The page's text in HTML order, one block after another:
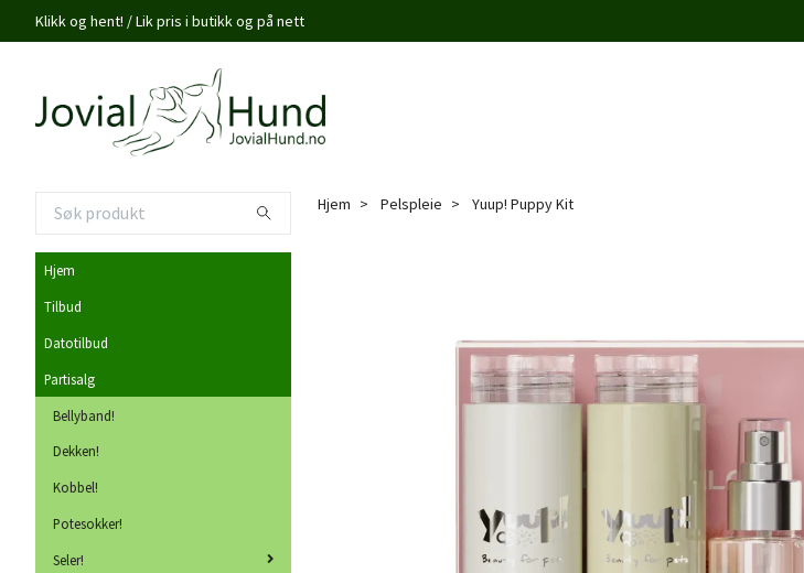
Klikk og hent! / Lik pris i butikk og på nett
Hjem
Tilbud
Datotilbud
Partisalg
Bellyband!
Dekken!
Kobbel!
Potesokker!
Seler!
Hjem Pelspleie Yuup! Puppy Kit